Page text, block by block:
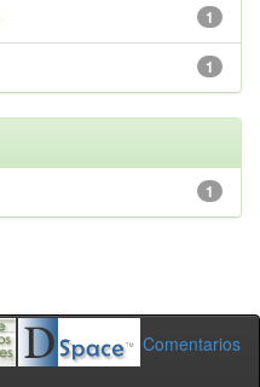
1
1
1
Comentarios